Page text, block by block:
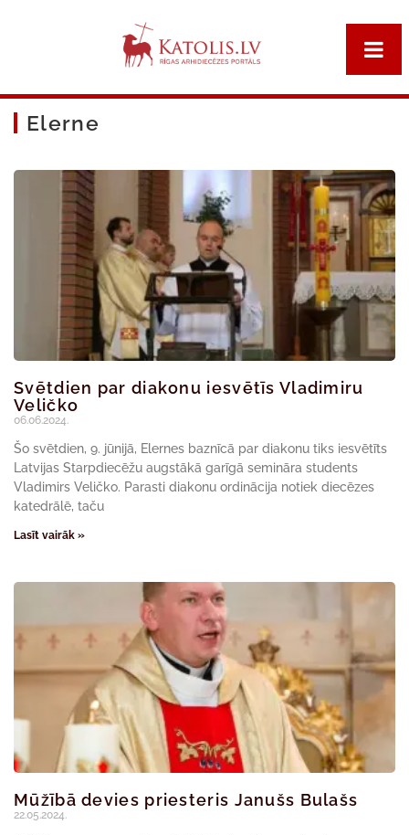
Elerne
Svētdien par diakonu iesvētīs Vladimiru
Veličko
06.06.2024.
Šo svētdien, 9. jūnijā, Elernes baznīcā par diakonu tiks iesvētīts
Latvijas Starpdiecēžu augstākā garīgā semināra students
Vladimirs Veličko. Parasti diakonu ordinācija notiek diecēzes
katedrālē, taču
Lasīt vairāk »
Mūžībā devies priesteris Janušs Bulašs
22.05.2024.